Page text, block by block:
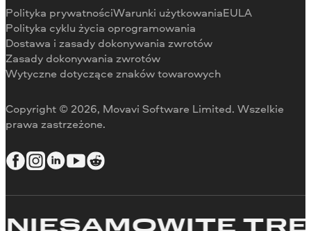
Zwrot środków
Dlaczego warto wybrać nas
Do pracy
Copyright © 2026, Movavi Software Limited. Wszelkie
prawa zastrzeżone.
Polityka prywatnościWarunki użytkowaniaEULA
Polityka cyklu życia oprogramowania
Dostawa i zasady dokonywania zwrotów
Zasady dokonywania zwrotów
Wytyczne dotyczące znaków towarowych